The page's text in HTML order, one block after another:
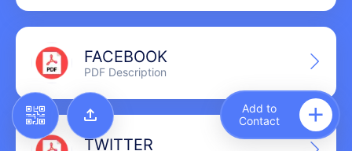
FACEBOOK
PDF Description
TWITTER
Add to
Contact